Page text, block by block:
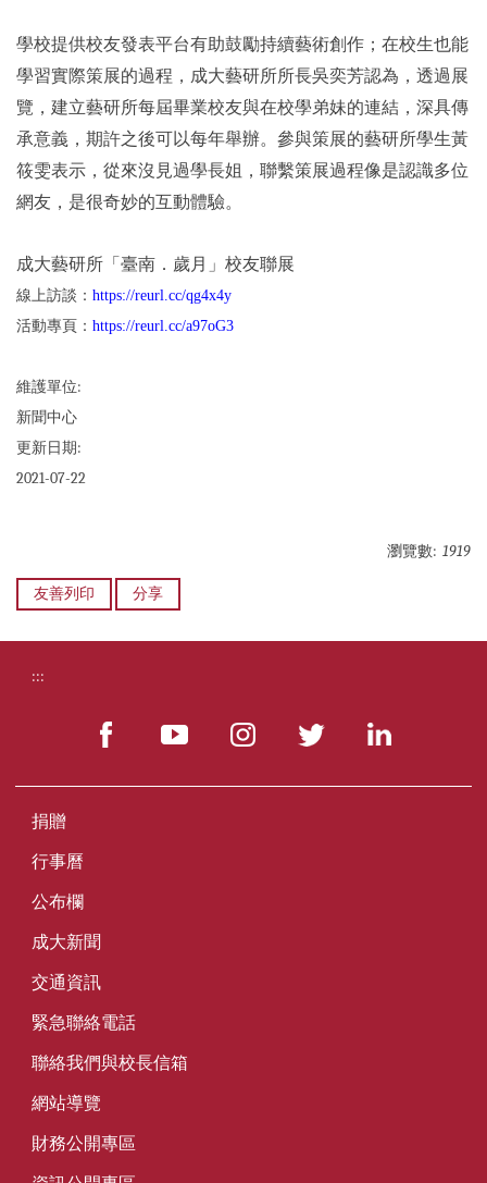
學校提供校友發表平台有助鼓勵持續藝術創作；在校生也能
學習實際策展的過程，成大藝研所所長吳奕芳認為，透過展
覽，建立藝研所每屆畢業校友與在校學弟妹的連結，深具傳
承意義，期許之後可以每年舉辦。參與策展的藝研所學生黃
筱雯表示，從來沒見過學長姐，聯繫策展過程像是認識多位
網友，是很奇妙的互動體驗。
成大藝研所「臺南．歲月」校友聯展
線上訪談： https://reurl.cc/qg4x4y
活動專頁： https://reurl.cc/a97oG3
維護單位:
新聞中心
更新日期:
2021-07-22
瀏覽數: 1919
友善列印 分享
:::
捐贈
行事曆
公布欄
成大新聞
交通資訊
緊急聯絡電話
聯絡我們與校長信箱
網站導覽
財務公開專區